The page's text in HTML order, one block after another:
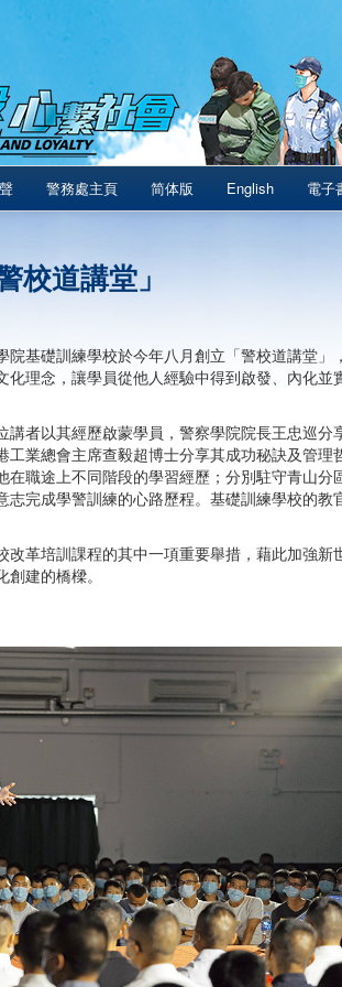
警務處主頁 简体版 English 電子
校道講堂」
院基礎訓練學校於今年八月創立「警校道講堂
理念，讓學員從他人經驗中得到啟發、內化並
講者以其經歷啟蒙學員，警察學院院長王忠巡
工業總會主席查毅超博士分享其成功秘訣及管
在職途上不同階段的學習經歷；分別駐守青山
完成學警訓練的心路歷程。基礎訓練學校的教
改革培訓課程的其中一項重要舉措，藉此加強
建的橋樑。